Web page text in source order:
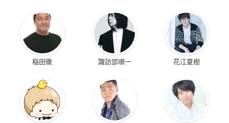
稲田徹 諏訪部順一 花江夏樹